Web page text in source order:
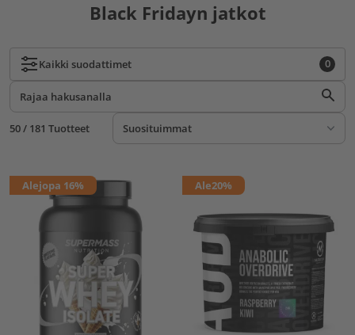
Black Fridayn jatkot
Kaikki suodattimet 0
50 / 181 Tuotteet
Alejopa 16% Ale20%